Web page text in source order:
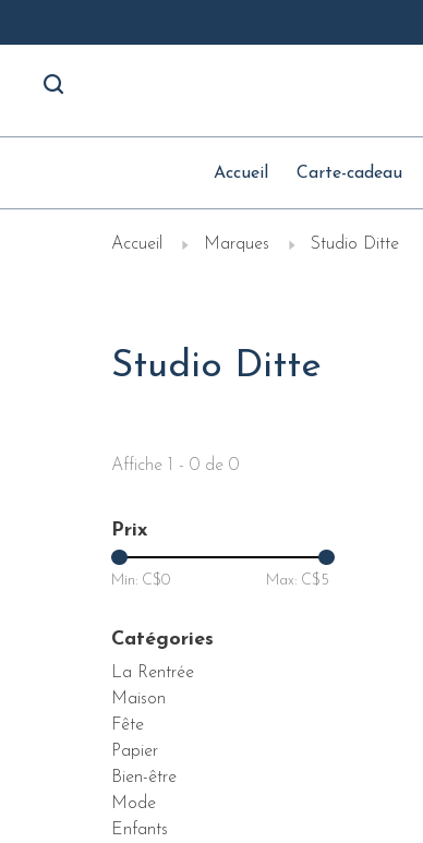
Accueil Carte-cadeau
Accueil Marques Studio Ditte
Studio Ditte
Affiche 1 - 0 de 0
Prix
Min: C$0 Max: C$ 5
Catégories
La Rentrée
Maison
Fête
Papier
Bien-être
Mode
Enfants